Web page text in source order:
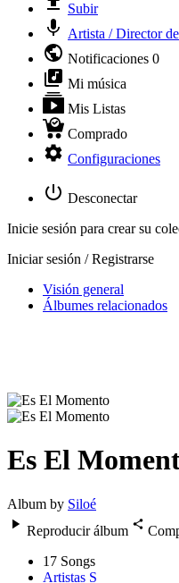
Subir
Artista / Director
Notificaciones 0
Mi música
Mis Listas
Comprado
Configuraciones
Desconectar
Inicie sesión para crear su
Iniciar sesión / Registrarse
Visión general
Álbumes relacionados
Es El
Album by Siloé
Reproducir álbum
17 Songs
Artistas S